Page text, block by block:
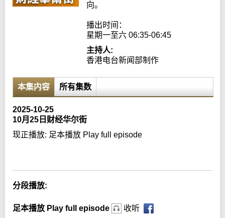
向。
播出时间：
星期一至六 06:35-06:45
主持人:
香港电台新闻部制作
本集内容 所有集数
2025-10-25
10月25日财经华尔街
现正播放: 足本播放 Play full episode
分段播放:
足本播放 Play full episode 收听